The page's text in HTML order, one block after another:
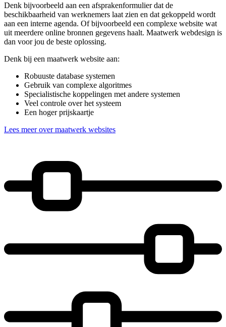
Denk bijvoorbeeld aan een afsprakenformulier dat de
beschikbaarheid van werknemers laat zien en dat gekoppeld wordt
aan een interne agenda. Of bijvoorbeeld een complexe website wat
uit meerdere online bronnen gegevens haalt. Maatwerk webdesign is
dan voor jou de beste oplossing.
Denk bij een maatwerk website aan:
Robuuste database systemen
Gebruik van complexe algoritmes
Specialistische koppelingen met andere systemen
Veel controle over het systeem
Een hoger prijskaartje
Lees meer over maatwerk websites